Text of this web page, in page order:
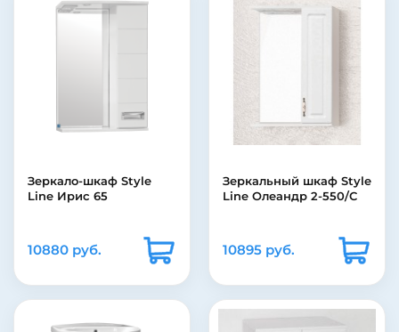
Зеркало-шкаф Style
Line Ирис 65
10880 руб.
Зеркальный шкаф Style
Line Олеандр 2-550/С
10895 руб.